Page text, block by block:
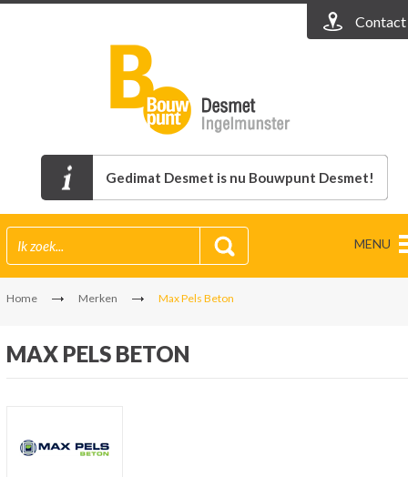
Contact
Gedimat Desmet is nu Bouwpunt Desmet!
MENU
Home Merken Max Pels Beton
MAX PELS BETON